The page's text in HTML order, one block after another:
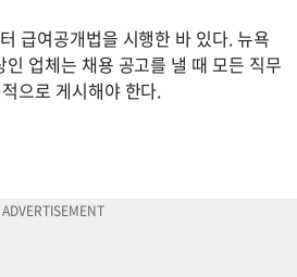
급여공개법을 시행한 바 있다. 뉴욕
업체는 채용 공고를 낼 때 모든 직무
으로 게시해야 한다.